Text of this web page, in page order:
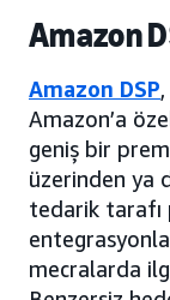
Amazon
Amazon DSP
Amazon’a
geniş bir
üzerinden ya
tedarik tarafı
mecralarda